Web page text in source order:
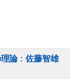
論 : 佐藤智雄